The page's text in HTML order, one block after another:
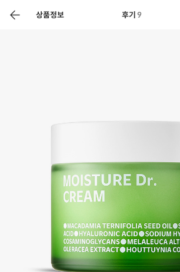
상품정보 후기 9
농축산물할인